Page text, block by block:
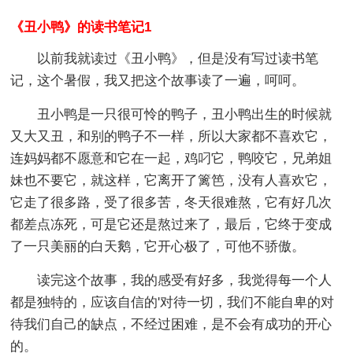
《丑小鸭》的读书笔记1
以前我就读过《丑小鸭》，但是没有写过读书笔
记，这个暑假，我又把这个故事读了一遍，呵呵。
丑小鸭是一只很可怜的鸭子，丑小鸭出生的时候就
又大又丑，和别的鸭子不一样，所以大家都不喜欢它，
连妈妈都不愿意和它在一起，鸡叼它，鸭咬它，兄弟姐
妹也不要它，就这样，它离开了篱笆，没有人喜欢它，
它走了很多路，受了很多苦，冬天很难熬，它有好几次
都差点冻死，可是它还是熬过来了，最后，它终于变成
了一只美丽的白天鹅，它开心极了，可他不骄傲。
读完这个故事，我的感受有好多，我觉得每一个人
都是独特的，应该自信的'对待一切，我们不能自卑的对
待我们自己的缺点，不经过困难，是不会有成功的开心
的。